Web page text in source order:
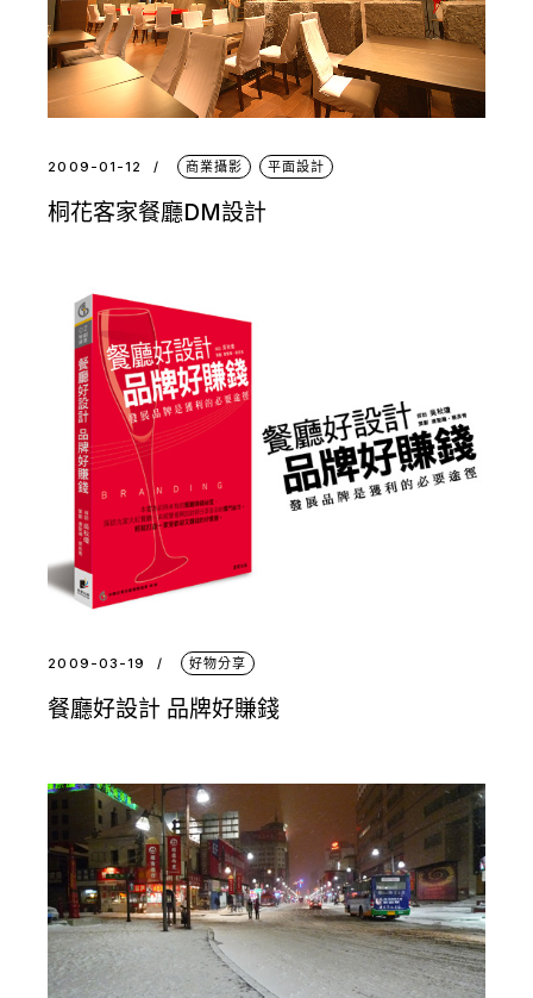
2009-01-12 商業攝影 平面設計
桐花客家餐廳DM設計
2009-03-19 好物分享
餐廳好設計 品牌好賺錢